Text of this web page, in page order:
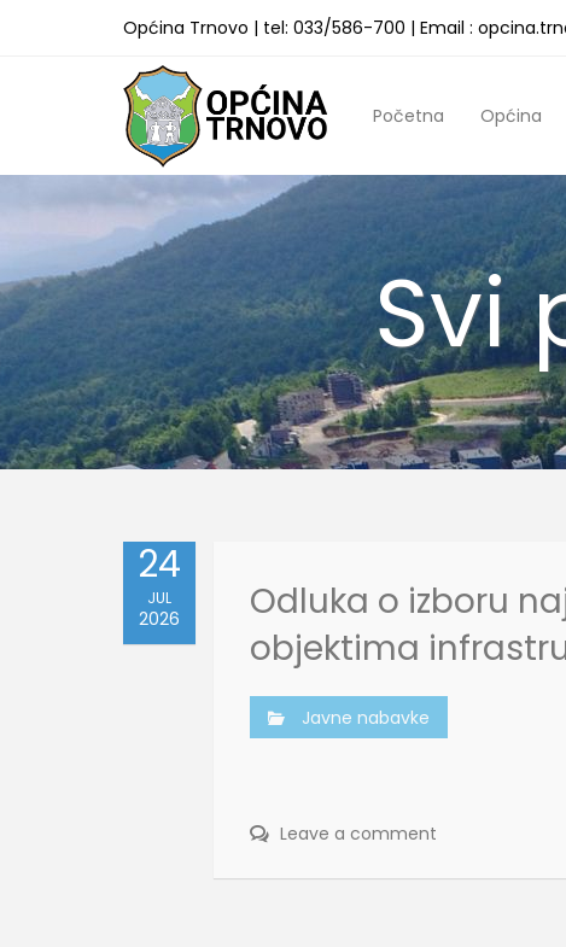
Općina Trnovo | tel: 033/586-700 | Email :
Početna Općina
Svi
24
JUL
2026
Odluka o izboru
objektima
Javne nabavke
Leave a comment